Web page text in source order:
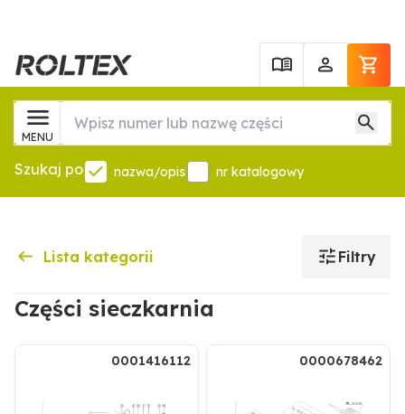
MENU
Szukaj po nazwa/opis nr katalogowy
Lista kategorii Filtry
Części sieczkarnia
0001416112 0000678462